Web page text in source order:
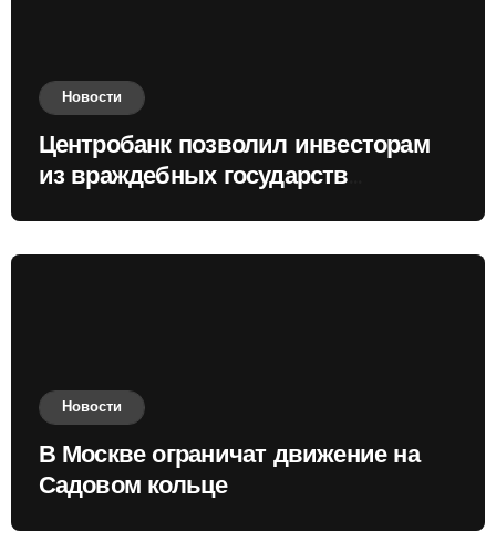
Новости
Центробанк позволил инвесторам
из враждебных государств
Новости
В Москве ограничат движение на
Садовом кольце